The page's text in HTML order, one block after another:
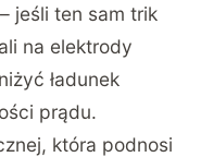
jeśli ten sam trik
na elektrody
ładunek
prądu.
która podnosi